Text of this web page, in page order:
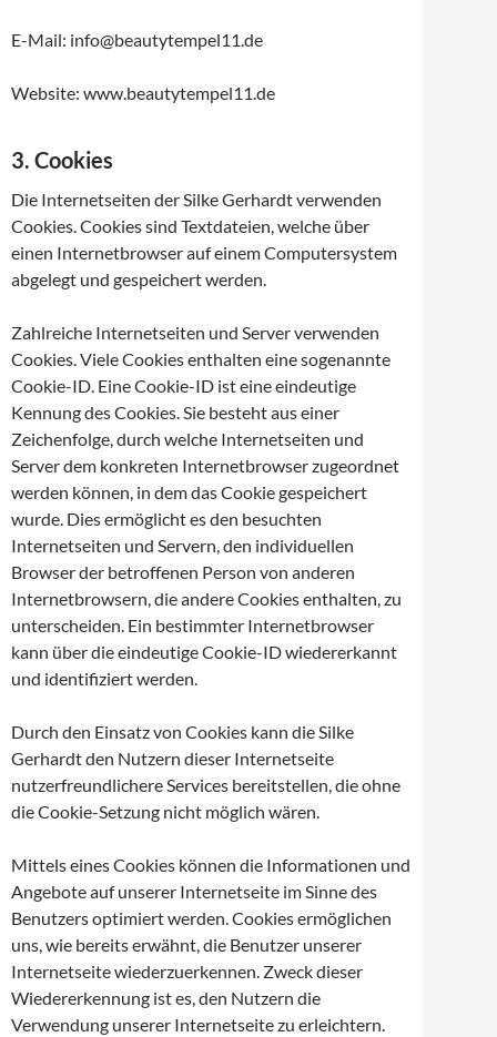
E-Mail: info@beautytempel11.de
Website: www.beautytempel11.de
3. Cookies
Die Internetseiten der Silke Gerhardt verwenden
Cookies. Cookies sind Textdateien, welche über
einen Internetbrowser auf einem Computersystem
abgelegt und gespeichert werden.
Zahlreiche Internetseiten und Server verwenden
Cookies. Viele Cookies enthalten eine sogenannte
Cookie-ID. Eine Cookie-ID ist eine eindeutige
Kennung des Cookies. Sie besteht aus einer
Zeichenfolge, durch welche Internetseiten und
Server dem konkreten Internetbrowser zugeordnet
werden können, in dem das Cookie gespeichert
wurde. Dies ermöglicht es den besuchten
Internetseiten und Servern, den individuellen
Browser der betroffenen Person von anderen
Internetbrowsern, die andere Cookies enthalten, zu
unterscheiden. Ein bestimmter Internetbrowser
kann über die eindeutige Cookie-ID wiedererkannt
und identifiziert werden.
Durch den Einsatz von Cookies kann die Silke
Gerhardt den Nutzern dieser Internetseite
nutzerfreundlichere Services bereitstellen, die ohne
die Cookie-Setzung nicht möglich wären.
Mittels eines Cookies können die Informationen und
Angebote auf unserer Internetseite im Sinne des
Benutzers optimiert werden. Cookies ermöglichen
uns, wie bereits erwähnt, die Benutzer unserer
Internetseite wiederzuerkennen. Zweck dieser
Wiedererkennung ist es, den Nutzern die
Verwendung unserer Internetseite zu erleichtern.